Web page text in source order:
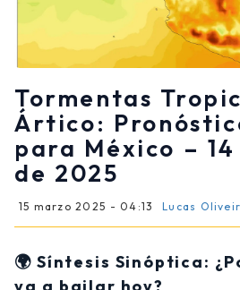
Tormentas
Ártico:
para México –
de 2025
15 marzo 2025 - 04:13 Lucas
🌍 Síntesis Sinóptica: